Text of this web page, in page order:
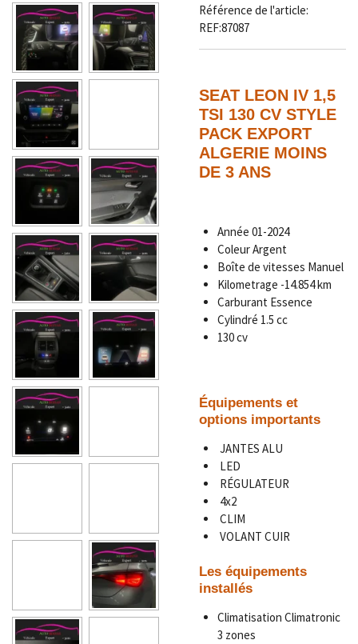
Référence de l'article:
REF:87087
SEAT LEON IV 1,5
TSI 130 CV STYLE
PACK EXPORT
ALGERIE MOINS
DE 3 ANS
Année 01-2024
Coleur Argent
Boîte de vitesses Manuel
Kilometrage -14.854 km
Carburant Essence
Cylindré 1.5 cc
130 cv
Équipements et
options importants
JANTES ALU
LED
RÉGULATEUR
4x2
CLIM
VOLANT CUIR
Les équipements
installés
Climatisation Climatronic
3 zones